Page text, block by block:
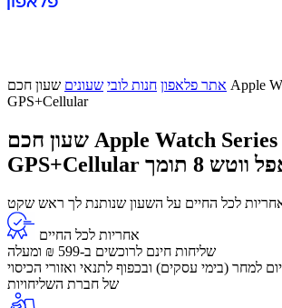
אתר פלאפון חנות לובי שעונים שעון חכם Apple Watch Series 8
GPS+Cellular
שעון חכם Apple Watch Series 8
GPS+Cellular
לכל החיים על השעון שנותנת לך ראש שקט
אחריות לכל החיים
שליחות חינם לרוכשים ב-599 ₪ ומעלה
למחר (בימי עסקים) ובכפוף לתנאי ואזורי הכיסוי
של חברת השליחויות